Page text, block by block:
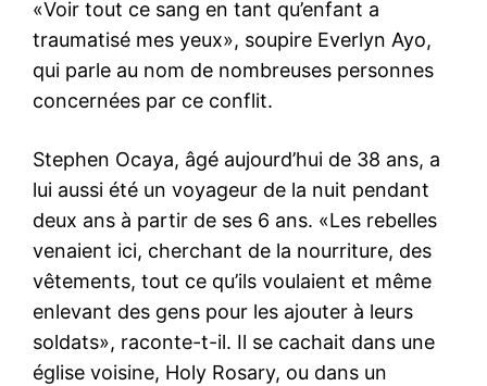
«Voir tout ce sang en tant qu’enfant a
traumatisé mes yeux», soupire Everlyn Ayo,
qui parle au nom de nombreuses personnes
concernées par ce conflit.
Stephen Ocaya, âgé aujourd’hui de 38 ans, a
lui aussi été un voyageur de la nuit pendant
deux ans à partir de ses 6 ans. «Les rebelles
venaient ici, cherchant de la nourriture, des
vêtements, tout ce qu’ils voulaient et même
enlevant des gens pour les ajouter à leurs
soldats», raconte-t-il. Il se cachait dans une
église voisine, Holy Rosary, ou dans un